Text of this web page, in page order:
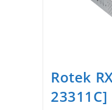
Rotek
23311C]